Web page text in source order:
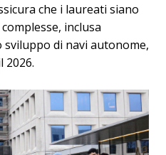
che i laureati siano
inclusa
di navi autonome,
2026.